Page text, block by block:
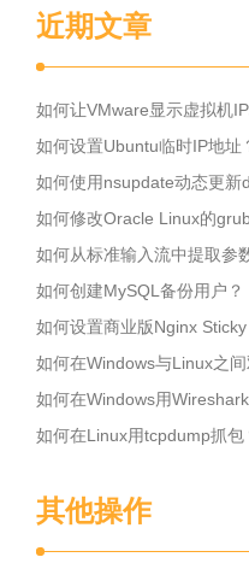
近期文章
如何让VMware显示虚拟机
如何设置Ubuntu临时IP地址
如何使用nsupdate动态更新
如何修改Oracle Linux的
如何从标准输入流中提取参
如何创建MySQL备份用户？
如何设置商业版Nginx
如何在Windows与Linux之间
如何在Windows用
如何在Linux用tcpdump抓包
其他操作